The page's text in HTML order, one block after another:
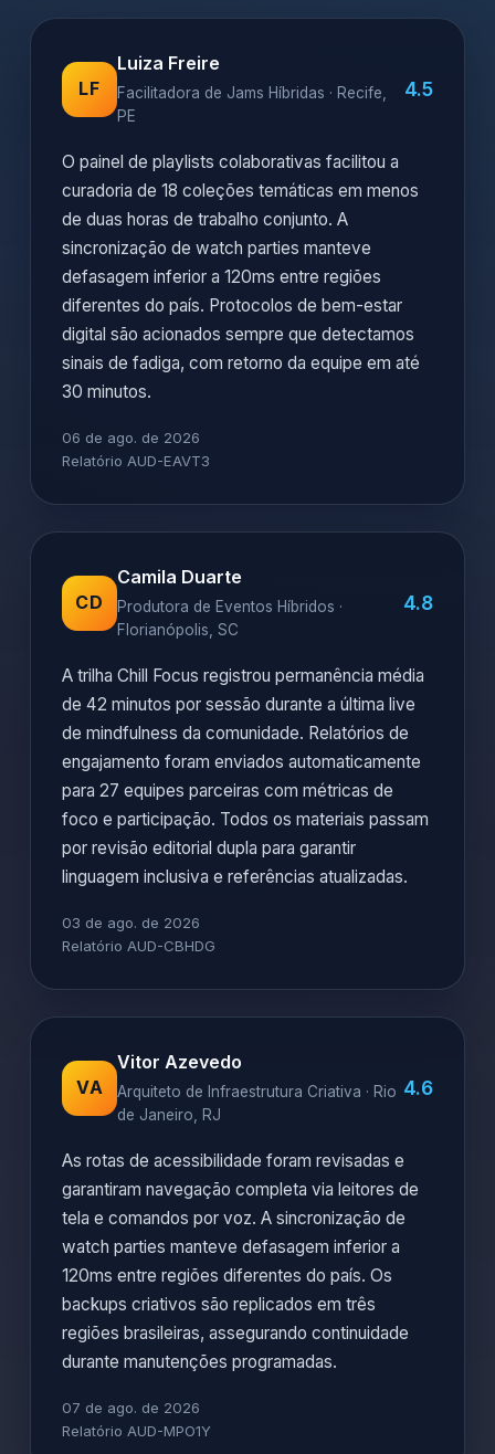
LF
Luiza Freire
Facilitadora de Jams Híbridas · Recife,
PE
4.5
O painel de playlists colaborativas facilitou a
curadoria de 18 coleções temáticas em menos
de duas horas de trabalho conjunto. A
sincronização de watch parties manteve
defasagem inferior a 120ms entre regiões
diferentes do país. Protocolos de bem-estar
digital são acionados sempre que detectamos
sinais de fadiga, com retorno da equipe em até
30 minutos.
06 de ago. de 2026
Relatório AUD-EAVT3
CD
Camila Duarte
Produtora de Eventos Híbridos ·
Florianópolis, SC
4.8
A trilha Chill Focus registrou permanência média
de 42 minutos por sessão durante a última live
de mindfulness da comunidade. Relatórios de
engajamento foram enviados automaticamente
para 27 equipes parceiras com métricas de
foco e participação. Todos os materiais passam
por revisão editorial dupla para garantir
linguagem inclusiva e referências atualizadas.
03 de ago. de 2026
Relatório AUD-CBHDG
VA
Vitor Azevedo
Arquiteto de Infraestrutura Criativa · Rio
de Janeiro, RJ
4.6
As rotas de acessibilidade foram revisadas e
garantiram navegação completa via leitores de
tela e comandos por voz. A sincronização de
watch parties manteve defasagem inferior a
120ms entre regiões diferentes do país. Os
backups criativos são replicados em três
regiões brasileiras, assegurando continuidade
durante manutenções programadas.
07 de ago. de 2026
Relatório AUD-MPO1Y